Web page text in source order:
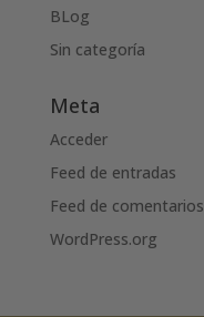
BLog
Sin categoría
Meta
Acceder
Feed de entradas
Feed de comentarios
WordPress.org